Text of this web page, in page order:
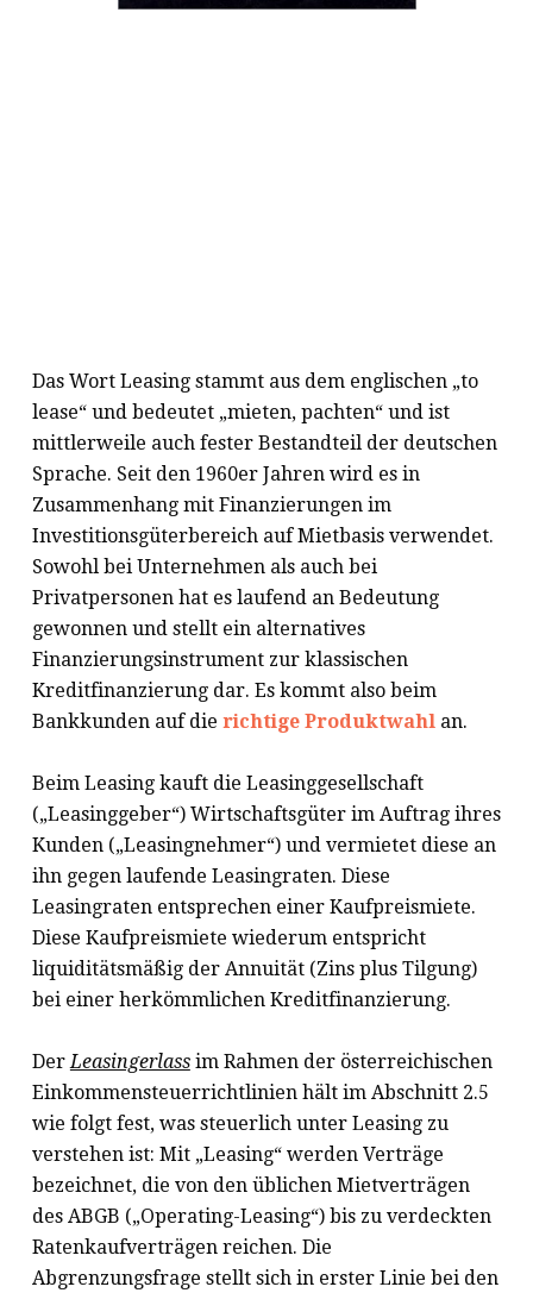
Das Wort Leasing stammt aus dem englischen „to
lease“ und bedeutet „mieten, pachten“ und ist
mittlerweile auch fester Bestandteil der deutschen
Sprache. Seit den 1960er Jahren wird es in
Zusammenhang mit Finanzierungen im
Investitionsgüterbereich auf Mietbasis verwendet.
Sowohl bei Unternehmen als auch bei
Privatpersonen hat es laufend an Bedeutung
gewonnen und stellt ein alternatives
Finanzierungsinstrument zur klassischen
Kreditfinanzierung dar. Es kommt also beim
Bankkunden auf die richtige Produktwahlan.
Beim Leasing kauft die Leasinggesellschaft
(„Leasinggeber“) Wirtschaftsgüter im Auftrag ihres
Kunden („Leasingnehmer“) und vermietet diese an
ihn gegen laufende Leasingraten. Diese
Leasingraten entsprechen einer Kaufpreismiete.
Diese Kaufpreismiete wiederum entspricht
liquiditätsmäßig der Annuität (Zins plus Tilgung)
bei einer herkömmlichen Kreditfinanzierung.
DerLeasingerlassim Rahmen der österreichischen
Einkommensteuerrichtlinien hält im Abschnitt 2.5
wie folgt fest, was steuerlich unter Leasing zu
verstehen ist: Mit „Leasing“ werden Verträge
bezeichnet, die von den üblichen Mietverträgen
des ABGB („Operating-Leasing“) bis zu verdeckten
Ratenkaufverträgen reichen. Die
Abgrenzungsfrage stellt sich in erster Linie bei den